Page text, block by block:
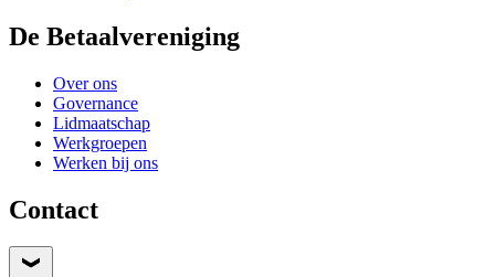
De Betaalvereniging
Over ons
Governance
Lidmaatschap
Werkgroepen
Werken bij ons
Contact